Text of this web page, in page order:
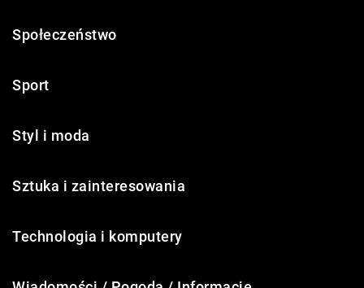
Społeczeństwo
Sport
Styl i moda
Sztuka i zainteresowania
Technologia i komputery